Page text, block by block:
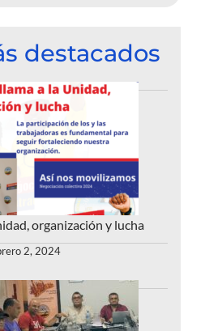
destacados
organización y lucha
2, 2024